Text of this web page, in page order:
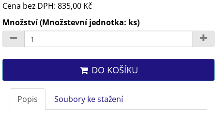
Cena bez DPH: 835,00 Kč
Množství (Množstevní jednotka: ks)
DO KOŠÍKU
Popis Soubory ke stažení